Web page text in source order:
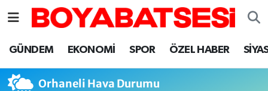
GÜNDEM EKONOMİ SPOR ÖZEL HABER
Orhaneli Hava Durumu
Sinop Nöbetçi Eczaneler
Sinop Hava Durumu